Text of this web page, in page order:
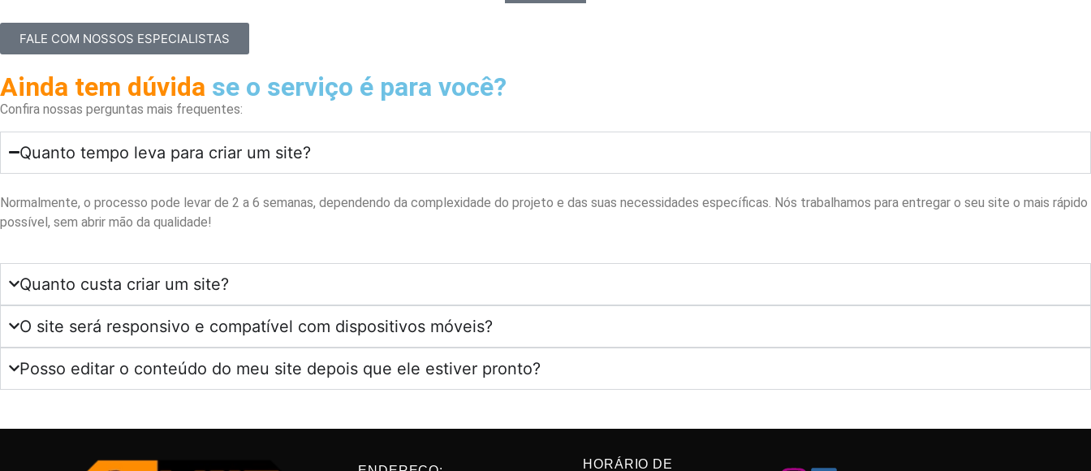
FALE COM NOSSOS ESPECIALISTAS
Ainda tem dúvida se o serviço é para você?
Confira nossas perguntas mais frequentes:
Quanto tempo leva para criar um site?
Normalmente, o processo pode levar de 2 a 6 semanas, dependendo da complexidade do projeto e das suas necessidades específicas. Nós trabalhamos para entregar o seu site o mais rápido
possível, sem abrir mão da qualidade!
Quanto custa criar um site?
O site será responsivo e compatível com dispositivos móveis?
Posso editar o conteúdo do meu site depois que ele estiver pronto?
HORÁRIO DE